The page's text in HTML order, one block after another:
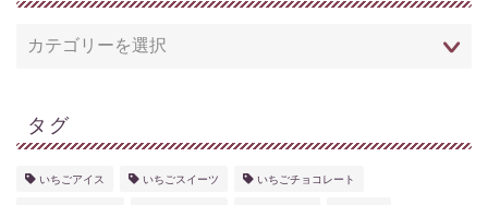
タグ
いちごアイス いちごスイーツ いちごチョコレート